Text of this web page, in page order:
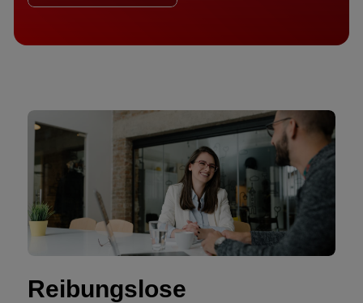
Reibungslose